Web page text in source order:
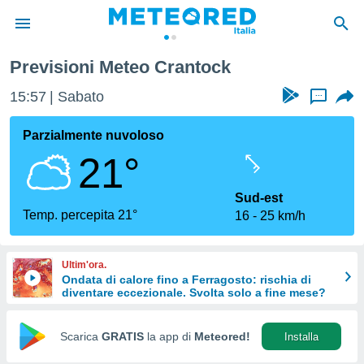
di
per
le
di
Web
Previsioni Meteo Crantock
15:57 Sabato ...
Parzialmente nuvoloso
21°
Temp. percepita 21°
Sud-est
16
25 km/h
Ultim'ora.
Ondata di calore fino a Ferragosto: rischia di
diventare eccezionale. Svolta solo a fine mese?
Scarica GRATIS la app di Meteored! Installa